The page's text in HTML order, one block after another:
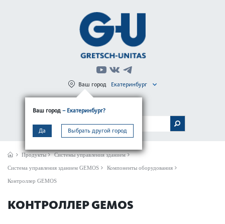
Ваш город – Екатеринбург?
Да Выбрать другой город
Ваш город Екатеринбург
МЕНЮ
Продукты Системы управления зданием
Сис­тема управ­ления зданием GEMOS Компоненты оборудования
Контроллер GEMOS
КОНТРОЛЛЕР GEMOS